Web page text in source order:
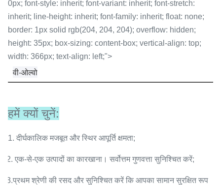
0px; font-style: inherit; font-variant: inherit; font-stretch:
inherit; line-height: inherit; font-family: inherit; float: none;
border: 1px solid rgb(204, 204, 204); overflow: hidden;
height: 35px; box-sizing: content-box; vertical-align: top;
width: 366px; text-align: left;">
वी-ओल्वो
हमें क्यों चुनें:
1. दीर्घकालिक मजबूत और स्थिर आपूर्ति क्षमता;
2. एक-से-एक उत्पादों का कारखाना। सर्वोत्तम गुणवत्ता सुनिश्चित करें;
3.प्रथम श्रेणी की रसद और सुनिश्चित करें कि आपका सामान सुरक्षित रूप